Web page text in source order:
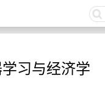
习与经济学